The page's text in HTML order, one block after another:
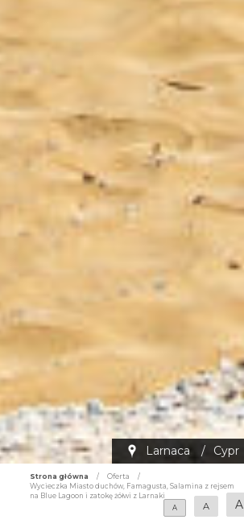
Larnaca / Cypr
Strona główna / Oferta
/
Wycieczka Miasto duchów, Famagusta, Salamina z rejsem
na Blue Lagoon i zatokę żółwi z Larnaki
A
A A